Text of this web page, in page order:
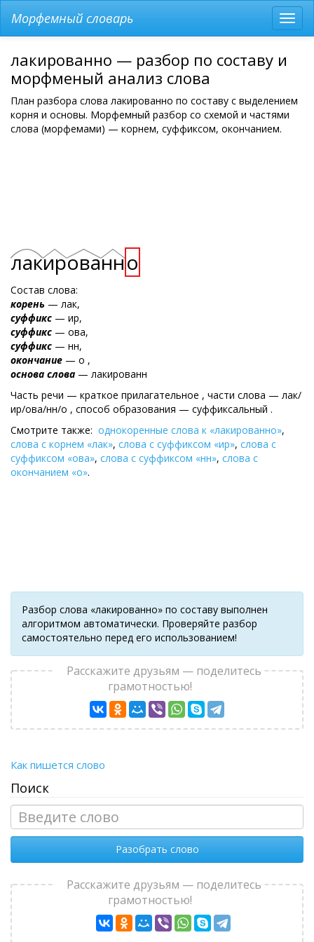
меню
Морфемный словарь
лакированно — разбор по составу и
морфменый анализ слова
План разбора слова лакированно по составу с выделением
корня и основы. Морфемный разбор со схемой и частями
слова (морфемами) — корнем, суффиксом, окончанием.
лакированно
Состав слова:
корень — лак,
суффикс — ир,
суффикс — ова,
суффикс — нн,
окончание — о ,
основа слова — лакированн
Часть речи — краткое прилагательное , части слова — лак/
ир/ова/нн/о , cпособ образования — суффиксальный .
Смотрите также: однокоренные слова к «лакированно»,
слова с корнем «лак», слова с суффиксом «ир», слова с
суффиксом «ова», слова с суффиксом «нн», слова с
окончанием «о».
Разбор слова «лакированно» по составу выполнен
алгоритмом автоматически. Проверяйте разбор
самостоятельно перед его использованием!
Расскажите друзьям — поделитесь
грамотностью!
Как пишется слово
Поиск
Разобрать слово
Расскажите друзьям — поделитесь
грамотностью!